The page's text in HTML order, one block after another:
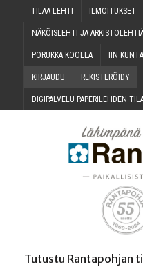
TILAA LEH­TI ILMOI­TUK­SET
NÄKÖIS­LEH­TI JA
PORUK­KA KOOLLA IIN
KIR­JAU­DU REKIS­TE­RÖI­DY
DIGI­PAL­VE­LU PAPE­RI­LEH­DEN
Tutustu Rantapohjan